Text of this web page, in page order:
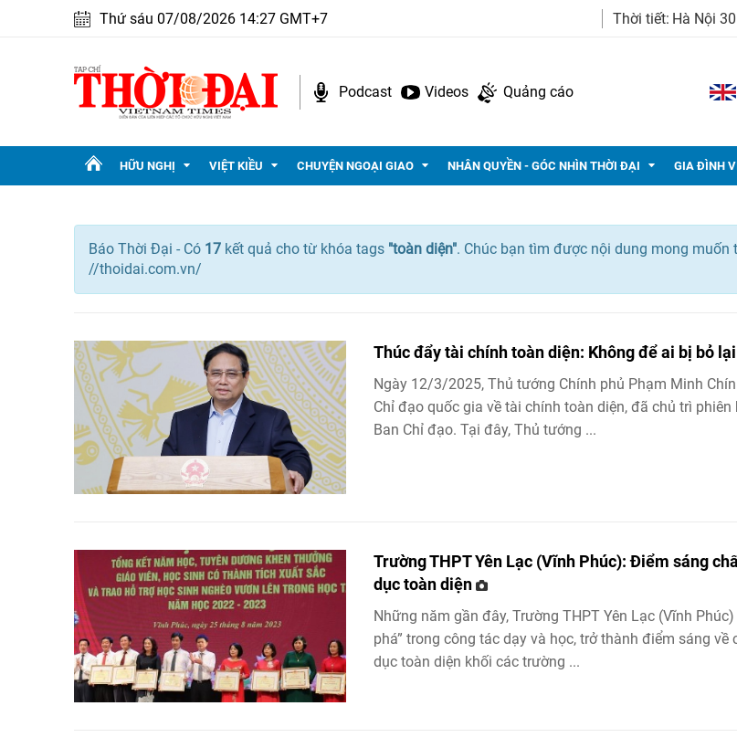
Thứ sáu 07/08/2026 14:27 GMT+7 Thời tiết: Hà Nội
Podcast Videos Quảng cáo
HỮU NGHỊ VIỆT KIỀU CHUYỆN NGOẠI GIAO NHÂN QUYỀN - GÓC NHÌN THỜI ĐẠI GIA ĐÌNH
Báo Thời Đại - Có 17 kết quả cho từ khóa tags "toàn diện". Chúc bạn tìm được nội dung mong muốn
//thoidai.com.vn/
Thúc đẩy tài chính toàn diện: Không để ai bị bỏ
Ngày 12/3/2025, Thủ tướng Chính phủ Phạm Minh
Chỉ đạo quốc gia về tài chính toàn diện, đã chủ trì
Ban Chỉ đạo. Tại đây, Thủ tướng ...
Trường THPT Yên Lạc (Vĩnh Phúc): Điểm sáng
dục toàn diện
Những năm gần đây, Trường THPT Yên Lạc (Vĩnh
phá” trong công tác dạy và học, trở thành điểm sáng về
dục toàn diện khối các trường ...